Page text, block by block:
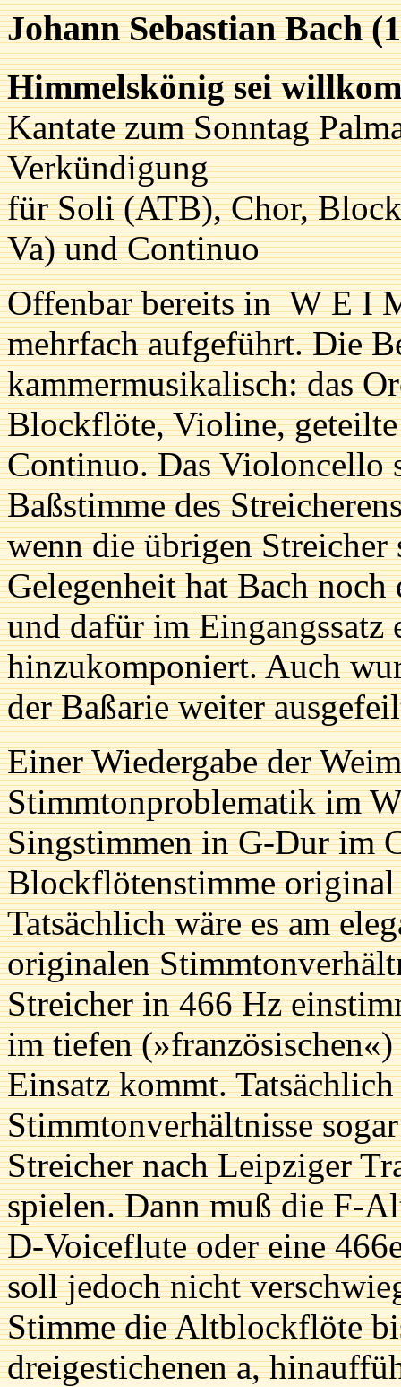
Johann Sebastian Bach
Himmelskönig sei
Kantate zum Sonntag
Verkündigung
für Soli (ATB), Chor,
Va) und Continuo
Offenbar bereits in W E I
mehrfach aufgeführt. Die
kammermusikalisch: das
Blockflöte, Violine,
Continuo. Das Violoncello
Baßstimme des
wenn die übrigen Streicher
Gelegenheit hat Bach
und dafür im Eingangssatz
hinzukomponiert. Auch
der Baßarie weiter
Einer Wiedergabe der
Stimmtonproblematik im
Singstimmen in G-Dur im
Blockflötenstimme
Tatsächlich wäre es am
originalen
Streicher in 466 Hz
im tiefen
Einsatz kommt. Tatsächlich
Stimmtonverhältnisse
Streicher nach Leipziger
spielen. Dann muß die F-
D-Voiceflute oder eine
soll jedoch nicht
Stimme die Altblockflöte
dreigestichenen a,